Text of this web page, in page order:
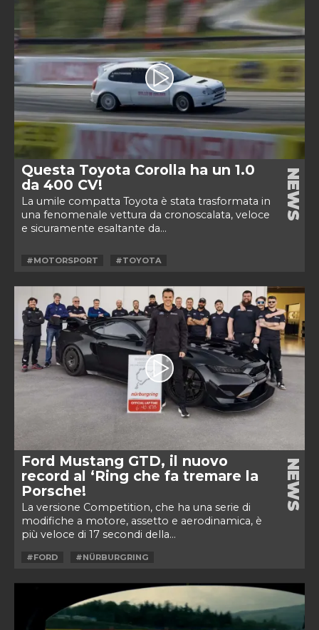
Questa Toyota Corolla ha un 1.0
da 400 CV!
La umile compatta Toyota è stata trasformata in
una fenomenale vettura da cronoscalata, veloce
e sicuramente esaltante da...
NEWS
#MOTORSPORT #TOYOTA
Ford Mustang GTD, il nuovo
record al ‘Ring che fa tremare la
Porsche!
La versione Competition, che ha una serie di
modifiche a motore, assetto e aerodinamica, è
più veloce di 17 secondi della...
NEWS
#FORD #NÜRBURGRING